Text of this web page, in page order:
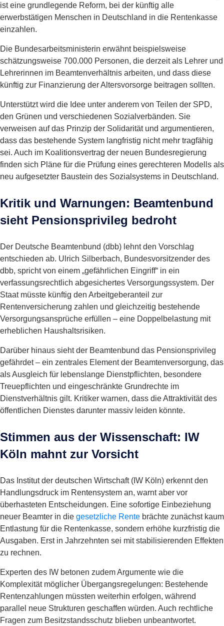
ist eine grundlegende Reform, bei der künftig alle
erwerbstätigen Menschen in Deutschland in die Rentenkasse
einzahlen.
Die Bundesarbeitsministerin erwähnt beispielsweise
schätzungsweise 700.000 Personen, die derzeit als Lehrer und
Lehrerinnen im Beamtenverhältnis arbeiten, und dass diese
künftig zur Finanzierung der Altersvorsorge beitragen sollten.
Unterstützt wird die Idee unter anderem von Teilen der SPD,
den Grünen und verschiedenen Sozialverbänden. Sie
verweisen auf das Prinzip der Solidarität und argumentieren,
dass das bestehende System langfristig nicht mehr tragfähig
sei. Auch im Koalitionsvertrag der neuen Bundesregierung
finden sich Pläne für die Prüfung eines gerechteren Modells als
neu aufgesetzter Baustein des Sozialsystems in Deutschland.
Kritik und Warnungen: Beamtenbund
sieht Pensionsprivileg bedroht
Der Deutsche Beamtenbund (dbb) lehnt den Vorschlag
entschieden ab. Ulrich Silberbach, Bundesvorsitzender des
dbb, spricht von einem „gefährlichen Eingriff“ in ein
verfassungsrechtlich abgesichertes Versorgungssystem. Der
Staat müsste künftig den Arbeitgeberanteil zur
Rentenversicherung zahlen und gleichzeitig bestehende
Versorgungsansprüche erfüllen – eine Doppelbelastung mit
erheblichen Haushaltsrisiken.
Darüber hinaus sieht der Beamtenbund das Pensionsprivileg
gefährdet – ein zentrales Element der Beamtenversorgung, das
als Ausgleich für lebenslange Dienstpflichten, besondere
Treuepflichten und eingeschränkte Grundrechte im
Dienstverhältnis gilt. Kritiker warnen, dass die Attraktivität des
öffentlichen Dienstes darunter massiv leiden könnte.
Stimmen aus der Wissenschaft: IW
Köln mahnt zur Vorsicht
Das Institut der deutschen Wirtschaft (IW Köln) erkennt den
Handlungsdruck im Rentensystem an, warnt aber vor
überhasteten Entscheidungen. Eine sofortige Einbeziehung
neuer Beamter in die gesetzliche Rente brächte zunächst kaum
Entlastung für die Rentenkasse, sondern erhöhe kurzfristig die
Ausgaben. Erst in Jahrzehnten sei mit stabilisierenden Effekten
zu rechnen.
Experten des IW betonen zudem Argumente wie die
Komplexität möglicher Übergangsregelungen: Bestehende
Rentenzahlungen müssten weiterhin erfolgen, während
parallel neue Strukturen geschaffen würden. Auch rechtliche
Fragen zum Besitzstandsschutz blieben unbeantwortet.